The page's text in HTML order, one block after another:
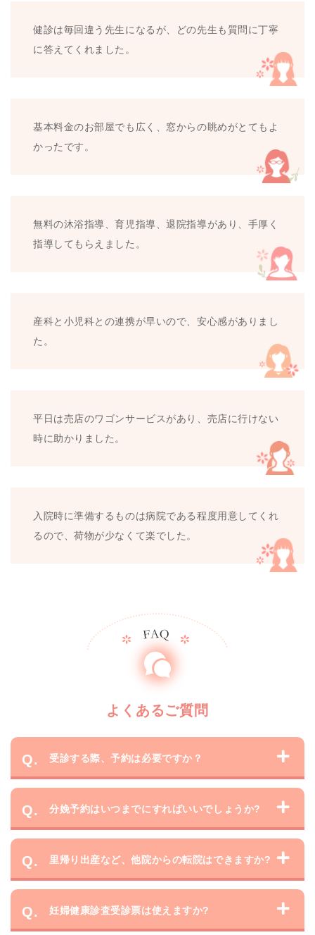
健診は毎回違う先生になるが、どの先生も質問に丁寧
に答えてくれました。
基本料金のお部屋でも広く、窓からの眺めがとてもよ
かったです。
無料の沐浴指導、育児指導、退院指導があり、手厚く
指導してもらえました。
産科と小児科との連携が早いので、安心感がありまし
た。
平日は売店のワゴンサービスがあり、売店に行けない
時に助かりました。
入院時に準備するものは病院である程度用意してくれ
るので、荷物が少なくて楽でした。
よくあるご質問
受診する際、予約は必要ですか？
分娩予約はいつまでにすればいいでしょうか?
里帰り出産など、他院からの転院はできますか?
妊婦健康診査受診票は使えますか?